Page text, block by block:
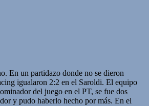
En un partidazo donde no se dieron
igualaron 2:2 en el Saroldi. El equipo
del juego en el PT, se fue dos
y pudo haberlo hecho por más. En el